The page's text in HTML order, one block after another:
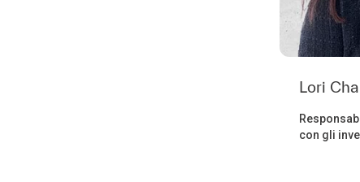
Lori
con gli